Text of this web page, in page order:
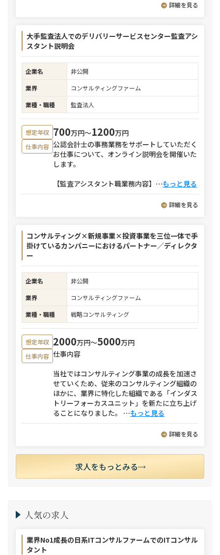
詳細を見る
大手監査法人でのデリバリーサービスセンター監査アシ
スタント説明会
企業名
非公開
業界
コンサルティングファーム
業種・職種
監査法人
想定年収 700万円〜1200万円
仕事内容 公認会計士の事務業務をサポートしていただく
お仕事について、オンライン説明会を開催いた
します。
【監査アシスタント職業務内容】 ⋯もっと見る
詳細を見る
コンサルティング×新規事業×投資事業を三位一体で手
掛けているカンパニーにおけるパートナー／ディレクタ
ー
企業名
非公開
業界
コンサルティングファーム
業種・職種
戦略コンサルティング
想定年収 2000万円〜5000万円
仕事内容 仕事内容
当社ではコンサルティング事業の成長を加速さ
せていくため、従来のコンサルティング組織の
ほかに、業界に特化した組織である「インダス
トリーフォーカスユニット」を新たに立ち上げ
ることになりました。 ⋯もっと見る
詳細を見る
求人をもっとみる
人気の求人
業界No1成長の日系ITコンサルファームでのITコンサル
タント